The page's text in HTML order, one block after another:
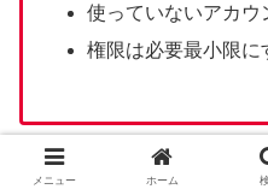
使っていないアカウ
権限は必要最小限に
安全対策は、特別な裏技よ
メニュー ホーム